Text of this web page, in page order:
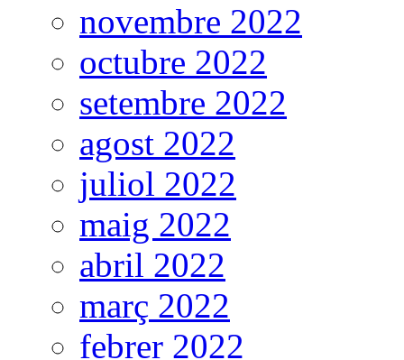
novembre 2022
octubre 2022
setembre 2022
agost 2022
juliol 2022
maig 2022
abril 2022
març 2022
febrer 2022